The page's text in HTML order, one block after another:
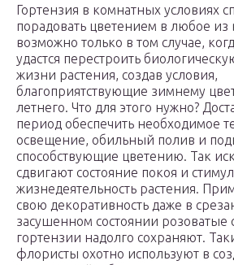
Гортензия в комнатных условиях
порадовать цветением в любое из
возможно только в том случае,
удастся перестроить
жизни растения, создав условия,
благоприятствующие зимнему
летнего. Что для этого нужно?
период обеспечить необходимое
освещение, обильный полив и
способствующие цветению. Так
сдвигают состояние покоя и
жизнедеятельность растения.
свою декоративность даже в
засушенном состоянии розоватые
гортензии надолго сохраняют.
флористы охотно используют в